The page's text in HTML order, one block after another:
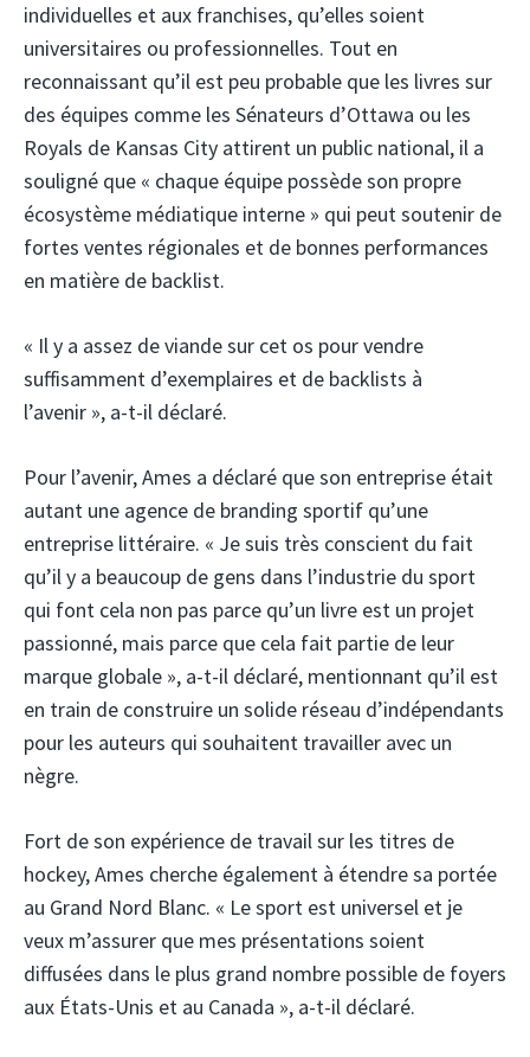
individuelles et aux franchises, qu’elles soient
universitaires ou professionnelles. Tout en
reconnaissant qu’il est peu probable que les livres sur
des équipes comme les Sénateurs d’Ottawa ou les
Royals de Kansas City attirent un public national, il a
souligné que « chaque équipe possède son propre
écosystème médiatique interne » qui peut soutenir de
fortes ventes régionales et de bonnes performances
en matière de backlist.
« Il y a assez de viande sur cet os pour vendre
suffisamment d’exemplaires et de backlists à
l’avenir », a-t-il déclaré.
Pour l’avenir, Ames a déclaré que son entreprise était
autant une agence de branding sportif qu’une
entreprise littéraire. « Je suis très conscient du fait
qu’il y a beaucoup de gens dans l’industrie du sport
qui font cela non pas parce qu’un livre est un projet
passionné, mais parce que cela fait partie de leur
marque globale », a-t-il déclaré, mentionnant qu’il est
en train de construire un solide réseau d’indépendants
pour les auteurs qui souhaitent travailler avec un
nègre.
Fort de son expérience de travail sur les titres de
hockey, Ames cherche également à étendre sa portée
au Grand Nord Blanc. « Le sport est universel et je
veux m’assurer que mes présentations soient
diffusées dans le plus grand nombre possible de foyers
aux États-Unis et au Canada », a-t-il déclaré.